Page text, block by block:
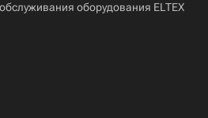
оборудования ELTEX